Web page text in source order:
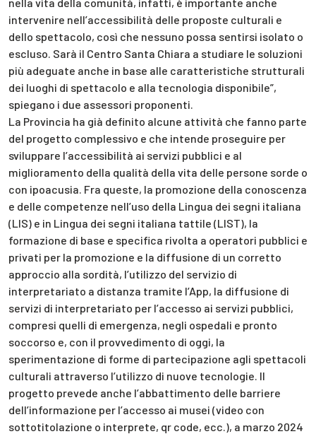
intervenire nell’accessibilità delle proposte culturali e
dello spettacolo, così che nessuno possa sentirsi isolato o
escluso. Sarà il Centro Santa Chiara a studiare le soluzioni
più adeguate anche in base alle caratteristiche strutturali
dei luoghi di spettacolo e alla tecnologia disponibile”,
spiegano i due assessori proponenti.
La Provincia ha già definito alcune attività che fanno parte
del progetto complessivo e che intende proseguire per
sviluppare l’accessibilità ai servizi pubblici e al
miglioramento della qualità della vita delle persone sorde o
con ipoacusia. Fra queste, la promozione della conoscenza
e delle competenze nell’uso della Lingua dei segni italiana
(LIS) e in Lingua dei segni italiana tattile (LIST), la
formazione di base e specifica rivolta a operatori pubblici e
privati per la promozione e la diffusione di un corretto
approccio alla sordità, l’utilizzo del servizio di
interpretariato a distanza tramite l’App, la diffusione di
servizi di interpretariato per l’accesso ai servizi pubblici,
compresi quelli di emergenza, negli ospedali e pronto
soccorso e, con il provvedimento di oggi, la
sperimentazione di forme di partecipazione agli spettacoli
culturali attraverso l’utilizzo di nuove tecnologie. Il
progetto prevede anche l’abbattimento delle barriere
dell’informazione per l’accesso ai musei (video con
sottotitolazione o interprete, qr code, ecc.), a marzo 2024